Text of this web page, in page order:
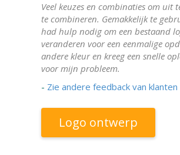
Veel keuzes en combinaties om uit
te combineren. Gemakkelijk te
had hulp nodig om een bestaand
veranderen voor een eenmalige
andere kleur en kreeg een snelle
voor mijn probleem.
- Zie andere feedback van klanten
Logo ontwerp